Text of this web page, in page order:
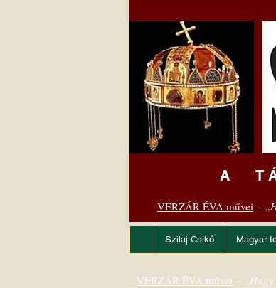
A
VERZÁR ÉVA művei – „
Szilaj Csikó Magyar
VERZÁR ÉVA művei – „